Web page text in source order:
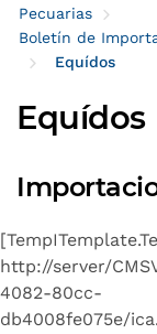
Pecuarias
Boletín de
Equídos
Equídos
http://server/
4082-80cc-
db4008fe075e/